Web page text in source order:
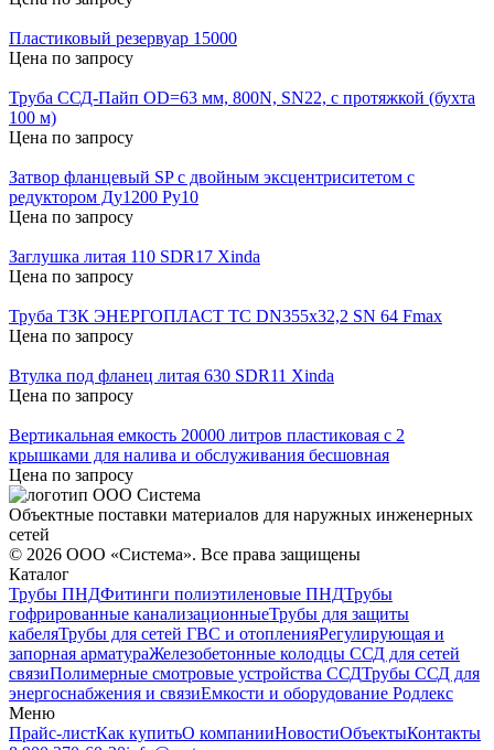
Пластиковый резервуар 15000
Цена по запросу
Труба ССД-Пайп OD=63 мм, 800N, SN22, с протяжкой (бухта
100 м)
Цена по запросу
Затвор фланцевый SP с двойным эксцентриситетом с
редуктором Ду1200 Ру10
Цена по запросу
Заглушка литая 110 SDR17 Xinda
Цена по запросу
Труба ТЗК ЭНЕРГОПЛАСТ ТС DN355х32,2 SN 64 Fmax
Цена по запросу
Втулка под фланец литая 630 SDR11 Xinda
Цена по запросу
Вертикальная емкость 20000 литров пластиковая с 2
крышками для налива и обслуживания бесшовная
Цена по запросу
Объектные поставки материалов для наружных инженерных
сетей
© 2026 ООО «Система». Все права защищены
Каталог
Трубы ПНДФитинги полиэтиленовые ПНДТрубы
гофрированные канализационныеТрубы для защиты
кабеляТрубы для сетей ГВС и отопленияРегулирующая и
запорная арматураЖелезобетонные колодцы ССД для сетей
связиПолимерные смотровые устройства ССДТрубы ССД для
энергоснабжения и связиЕмкости и оборудование Родлекс
Меню
Прайс-листКак купитьО компанииНовостиОбъектыКонтакты